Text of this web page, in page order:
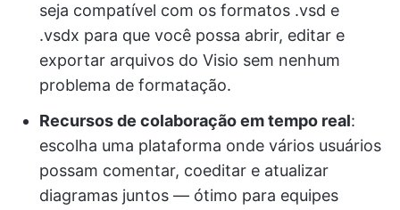
seja compatível com os formatos .vsd e
.vsdx para que você possa abrir, editar e
exportar arquivos do Visio sem nenhum
problema de formatação.
Recursos de colaboração em tempo real:
escolha uma plataforma onde vários usuários
possam comentar, coeditar e atualizar
diagramas juntos — ótimo para equipes